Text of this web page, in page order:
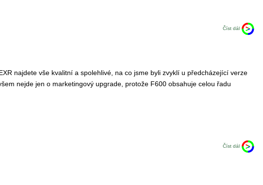
Číst dál
najdete vše kvalitní a spolehlivé, na co jsme byli zvyklí u předcházející verze
nejde jen o marketingový upgrade, protože F600 obsahuje celou řadu
Číst dál